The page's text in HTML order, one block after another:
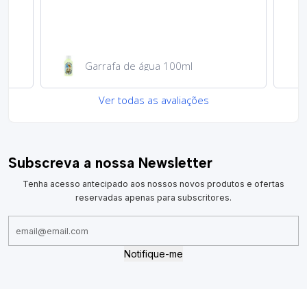
Garrafa de água 100ml
Ver todas as avaliações
Subscreva a nossa Newsletter
Tenha acesso antecipado aos nossos novos produtos e ofertas
reservadas apenas para subscritores.
Notifique-me